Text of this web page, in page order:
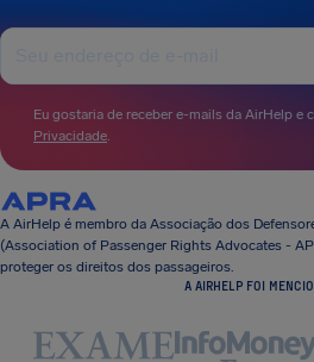
Eu gostaria de receber e-mails da AirHelp e
Privacidade.
A AirHelp é membro da Associação dos
(Association of Passenger Rights Advocates -
proteger os direitos dos passageiros.
A AIRHELP FOI